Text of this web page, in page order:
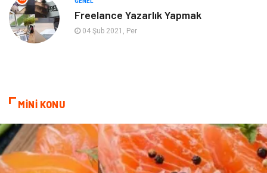
Freelance Yazarlık Yapmak
04 Şub 2021, Per
MİNİ KONU